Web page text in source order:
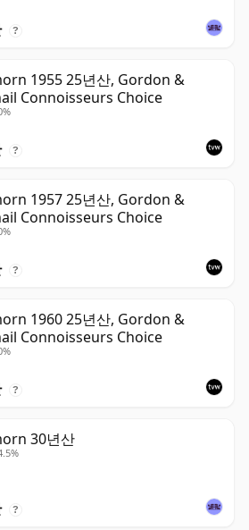
?
1955 25년산, Gordon &
Connoisseurs Choice
?
1957 25년산, Gordon &
Connoisseurs Choice
?
1960 25년산, Gordon &
Connoisseurs Choice
?
30년산
?